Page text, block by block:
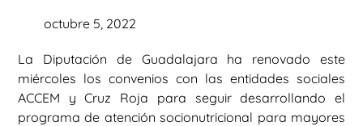
octubre 5, 2022
La Diputación de Guadalajara ha renovado este
miércoles los convenios con las entidades sociales
ACCEM y Cruz Roja para seguir desarrollando el
programa de atención socionutricional para mayores